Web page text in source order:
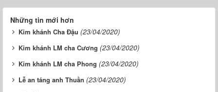
Những tin mới hơn
Kim khánh Cha Đậu (23/04/2020)
Kim khánh LM cha Cương (23/04/2020)
Kim khánh LM cha Phong (23/04/2020)
Lễ an táng anh Thuần (23/04/2020)